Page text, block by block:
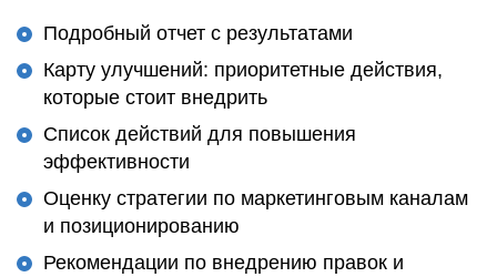
Подробный отчет с результатами
Карту улучшений: приоритетные действия,
которые стоит внедрить
Список действий для повышения
эффективности
Оценку стратегии по маркетинговым каналам
и позиционированию
Рекомендации по внедрению правок и